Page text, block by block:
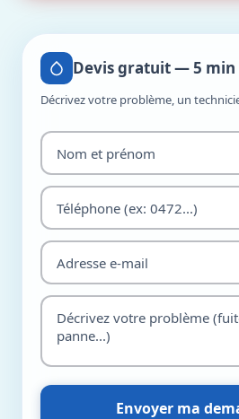
Devis gratuit — 5 min
Décrivez votre problème, un
Envoyer ma